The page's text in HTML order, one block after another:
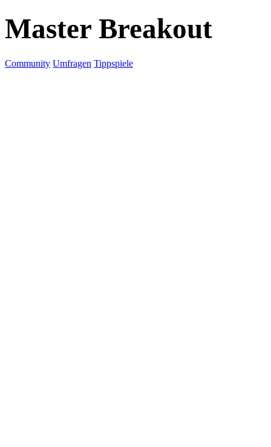
Master Breakout
Community Umfragen Tippspiele